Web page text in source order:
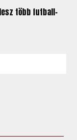
több futball-